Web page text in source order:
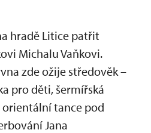
hradě Litice patřit
Michalu Vaňkovi.
zde ožije středověk –
pro děti, šermířská
tance pod
Jana